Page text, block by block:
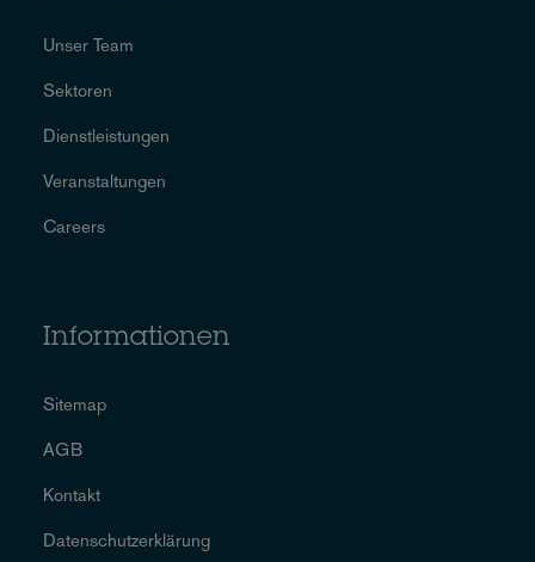
Unser Team
Sektoren
Dienstleistungen
Veranstaltungen
Careers
Informationen
Sitemap
AGB
Kontakt
Datenschutzerklärung